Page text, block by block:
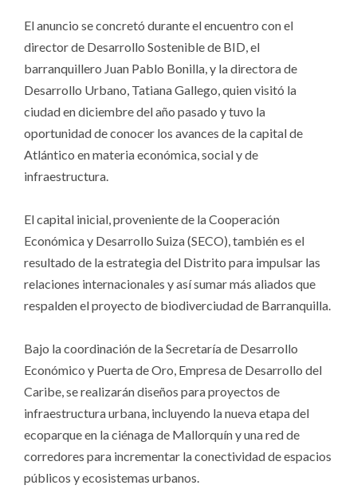
El anuncio se concretó durante el encuentro con el
director de Desarrollo Sostenible de BID, el
barranquillero Juan Pablo Bonilla, y la directora de
Desarrollo Urbano, Tatiana Gallego, quien visitó la
ciudad en diciembre del año pasado y tuvo la
oportunidad de conocer los avances de la capital de
Atlántico en materia económica, social y de
infraestructura.
El capital inicial, proveniente de la Cooperación
Económica y Desarrollo Suiza (SECO), también es el
resultado de la estrategia del Distrito para impulsar las
relaciones internacionales y así sumar más aliados que
respalden el proyecto de biodiverciudad de Barranquilla.
Bajo la coordinación de la Secretaría de Desarrollo
Económico y Puerta de Oro, Empresa de Desarrollo del
Caribe, se realizarán diseños para proyectos de
infraestructura urbana, incluyendo la nueva etapa del
ecoparque en la ciénaga de Mallorquín y una red de
corredores para incrementar la conectividad de espacios
públicos y ecosistemas urbanos.